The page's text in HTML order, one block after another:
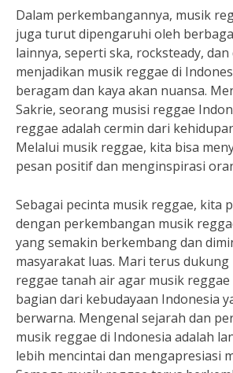
Dalam perkembangannya, musik
juga turut dipengaruhi oleh
lainnya, seperti ska, rocksteady, dan
menjadikan musik reggae di
beragam dan kaya akan nuansa.
Sakrie, seorang musisi reggae
reggae adalah cermin dari
Melalui musik reggae, kita bisa
pesan positif dan menginspirasi
Sebagai pecinta musik reggae, kita
dengan perkembangan musik
yang semakin berkembang dan
masyarakat luas. Mari terus dukung
reggae tanah air agar musik
bagian dari kebudayaan Indonesia
berwarna. Mengenal sejarah dan
musik reggae di Indonesia adalah
lebih mencintai dan mengapresiasi